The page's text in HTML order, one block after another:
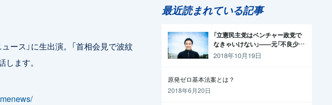
ス」に生出演。「首相会見で波紋
ます。
最近読まれている記事
「立憲民主党はベンチャー政党で
なきゃいけない」——元「不良少
年」の起業家が政治家になった理
2018年10月19日
原発ゼロ基本法案とは？
2018年6月20日